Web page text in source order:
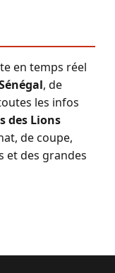
en temps réel
, de
les infos
des Lions
de coupe,
et des grandes